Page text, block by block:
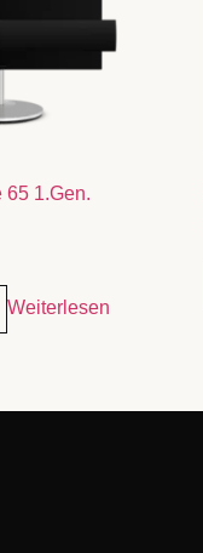
65 1.Gen.
Weiterlesen